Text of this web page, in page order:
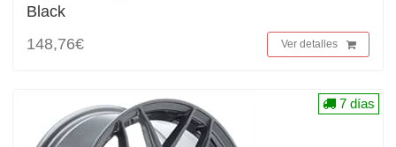
Black
148,76€
Ver detalles
7 días